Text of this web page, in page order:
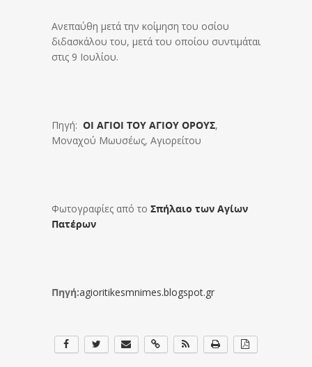
Ανεπαύθη μετά την κοίμηση του οσίου
διδασκάλου του, μετά του οποίου συντιμάται
στις 9 Ιουλίου.
Πηγή: ΟΙ ΑΓΙΟΙ ΤΟΥ ΑΓΙΟΥ ΟΡΟΥΣ,
Μοναχού Μωυσέως, Αγιορείτου
Φωτογραφίες από το Σπήλαιο των Αγίων
Πατέρων
Πηγή:agioritikesmnimes.blogspot.gr